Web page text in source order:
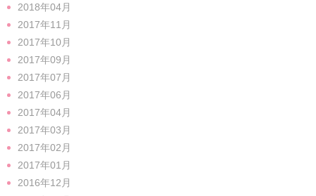
2018年04月
2017年11月
2017年10月
2017年09月
2017年07月
2017年06月
2017年04月
2017年03月
2017年02月
2017年01月
2016年12月